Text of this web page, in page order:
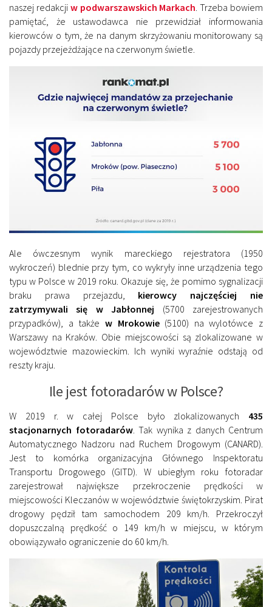
naszej redakcji w podwarszawskich Markach . Trzeba bowiem
pamiętać, że ustawodawca nie przewidział informowania
kierowców o tym, że na danym skrzyżowaniu monitorowany są
pojazdy przejeżdżające na czerwonym świetle.
Ale ówczesnym wynik mareckiego rejestratora (1950
wykroczeń) blednie przy tym, co wykryły inne urządzenia tego
typu w Polsce w 2019 roku. Okazuje się, że pomimo sygnalizacji
braku prawa przejazdu, kierowcy najczęściej nie
zatrzymywali się w Jabłonnej (5700 zarejestrowanych
przypadków), a także w Mrokowie(5100) na wylotówce z
Warszawy na Kraków. Obie miejscowości są zlokalizowane w
województwie mazowieckim. Ich wyniki wyraźnie odstają od
reszty kraju.
Ile jest fotoradarów w Polsce?
W 2019 r. w całej Polsce było zlokalizowanych 435
stacjonarnych fotoradarów. Tak wynika z danych Centrum
Automatycznego Nadzoru nad Ruchem Drogowym (CANARD).
Jest to komórka organizacyjna Głównego Inspektoratu
Transportu Drogowego (GITD). W ubiegłym roku fotoradar
zarejestrował największe przekroczenie prędkości w
miejscowości Kleczanów w województwie świętokrzyskim. Pirat
drogowy pędził tam samochodem 209 km/h. Przekroczył
dopuszczalną prędkość o 149 km/h w miejscu, w którym
obowiązywało ograniczenie do 60 km/h.